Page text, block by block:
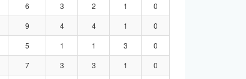
6 3 2 1
0
9 4 4 1
0
5 1 1 3
0
7 3 3 1
0